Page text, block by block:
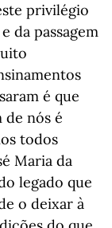
privilégio
da passagem
é que
de nós é
todos
Maria da
legado que
o deixar à